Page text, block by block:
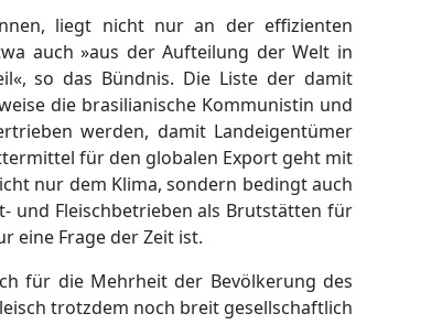
liegt nicht nur an der effizienten
auch »aus der Aufteilung der Welt in
so das Bündnis. Die Liste der damit
die brasilianische Kommunistin und
werden, damit Landeigentümer
für den globalen Export geht mit
nur dem Klima, sondern bedingt auch
und Fleischbetrieben als Brutstätten für
eine Frage der Zeit ist.
für die Mehrheit der Bevölkerung des
trotzdem noch breit gesellschaftlich